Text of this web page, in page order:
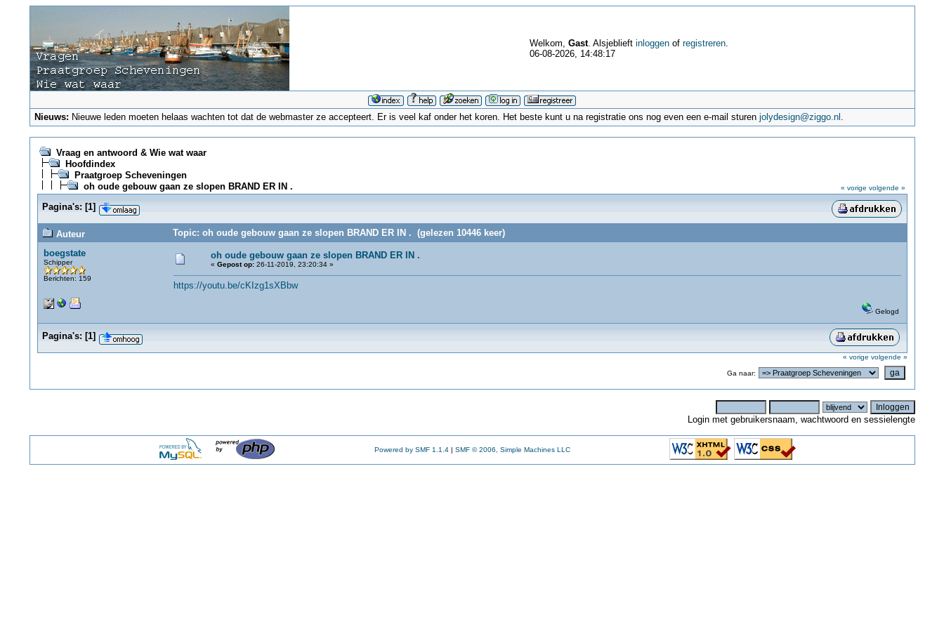
Welkom, Gast. Alsjeblieft inloggenof registreren.
06-08-2026, 14:48:17
Nieuws: Nieuwe leden moeten helaas wachten tot dat de webmaster ze accepteert. Er is veel kaf onder het koren. Het beste kunt u na registratie ons nog even een e-mail sturenjolydesign@ziggo.nl .
Vraag en antwoord & Wie wat waar
Hoofdindex
Praatgroep Scheveningen
oh oude gebouw gaan ze slopen BRAND ER IN .
« vorige volgende »
Pagina's: [1]
Auteur
Topic: oh oude gebouw gaan ze slopen BRAND ER IN . (gelezen 10446 keer)
boegstate
Schipper
Berichten: 159
oh oude gebouw gaan ze slopen BRAND ER IN .
« Gepost op:26-11-2019, 23:20:34 »
https://youtu.be/cKIzg1sXBbw
Gelogd
Pagina's: [1]
« vorige volgende »
Ga naar:
Login met gebruikersnaam, wachtwoord en sessielengte
Powered by SMF 1.1.4 | SMF © 2006, Simple Machines LLC